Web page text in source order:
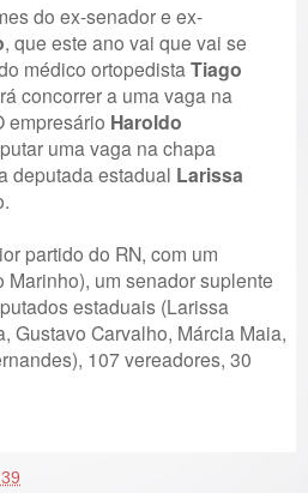
do ex-senador e ex-
, que este ano vai que vai se
médico ortopedista Tiago
concorrer a uma vaga na
empresário Haroldo
uma vaga na chapa
deputada estadual Larissa
partido do RN, com um
um senador suplente
estaduais (Larissa
Gustavo Carvalho, Márcia Maia,
107 vereadores, 30